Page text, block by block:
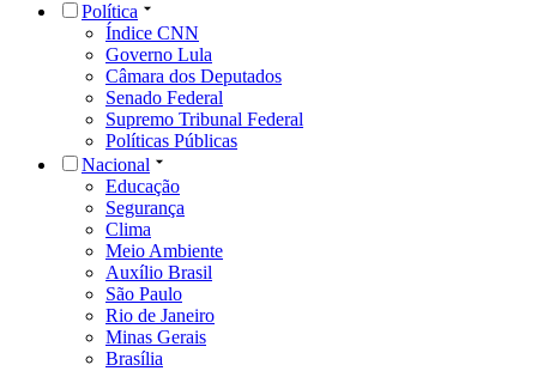
Política
Índice CNN
Governo Lula
Câmara dos Deputados
Senado Federal
Supremo Tribunal Federal
Políticas Públicas
Nacional
Educação
Segurança
Clima
Meio Ambiente
Auxílio Brasil
São Paulo
Rio de Janeiro
Minas Gerais
Brasília